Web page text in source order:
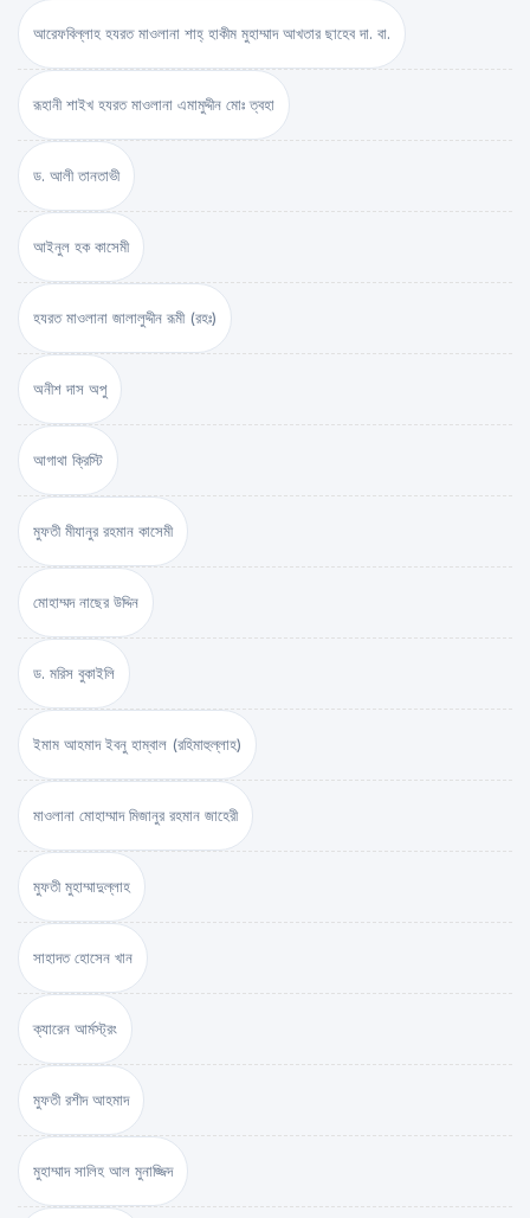
আরেফবিল্লাহ হযরত মাওলানা শাহ্ হাকীম মুহাম্মাদ আখতার ছাহেব দা. বা.
রূহানী শাইখ হযরত মাওলানা এমামুদ্দীন মোঃ ত্বহা
ড. আলী তানতাভী
আইনুল হক কাসেমী
হযরত মাওলানা জালালুদ্দীন রূমী (রহঃ)
অনীশ দাস অপু
আগাথা ক্রিস্টি
মুফতী মীযানুর রহমান কাসেমী
মোহাম্মদ নাছের উদ্দিন
ড. মরিস বুকাইলি
ইমাম আহমাদ ইবনু হাম্বাল (রহিমাহুল্লাহ)
মাওলানা মোহাম্মাদ মিজানুর রহমান জাহেরী
মুফতী মুহাম্মাদুল্লাহ
সাহাদত হোসেন খান
ক্যারেন আর্মস্ট্রং
মুফতী রশীদ আহমাদ
মুহাম্মাদ সালিহ আল মুনাজ্জিদ